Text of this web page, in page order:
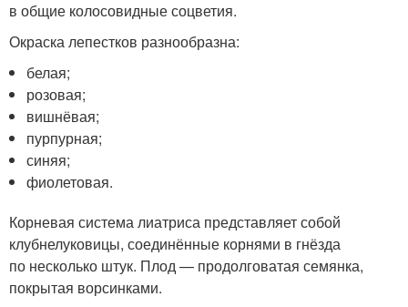
в общие колосовидные соцветия.
Окраска лепестков разнообразна:
белая;
розовая;
вишнёвая;
пурпурная;
синяя;
фиолетовая.
Корневая система лиатриса представляет собой
клубнелуковицы, соединённые корнями в гнёзда
по несколько штук. Плод — продолговатая семянка,
покрытая ворсинками.